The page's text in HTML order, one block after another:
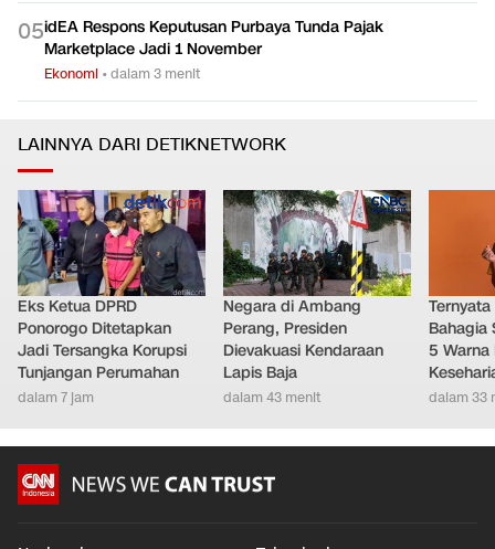
05idEA Respons Keputusan Purbaya Tunda Pajak
Marketplace Jadi 1 November
Ekonomi •dalam 3 menit
LAINNYA DARI DETIKNETWORK
Eks Ketua DPRD
Ponorogo Ditetapkan
Jadi Tersangka Korupsi
Tunjangan Perumahan
dalam 7 jam
Negara di Ambang
Perang, Presiden
Dievakuasi Kendaraan
Lapis Baja
dalam 43 menit
Bahagia
5
dalam 33